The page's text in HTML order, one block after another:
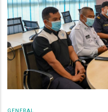
GENERAL